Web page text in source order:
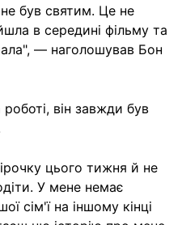
не був святим. Це не
в середині фільму та
— наголошував Бон
він завжди був
цього тижня й не
У мене немає
сім'ї на іншому кінці